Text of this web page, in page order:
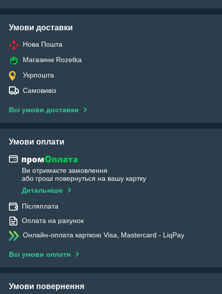
Умови доставки
Нова Пошта
Магазини Rozetka
Укрпошта
Самовивіз
Всі умови доставки
Умови оплати
Ви отримаєте замовлення
або гроші повернуться на вашу картку
Детальніше
Післяплата
Оплата на рахунок
Онлайн-оплата карткою Visa, Mastercard - LiqPay
Всі умови оплати
Умови повернення